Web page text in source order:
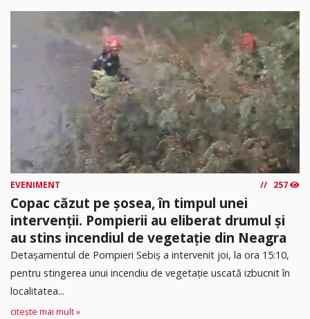
EVENIMENT 257
Copac căzut pe șosea, în timpul unei
intervenții. Pompierii au eliberat drumul și
au stins incendiul de vegetație din Neagra
Detașamentul de Pompieri Sebiș a intervenit joi, la ora 15:10,
pentru stingerea unui incendiu de vegetație uscată izbucnit în
localitatea...
citește mai mult »